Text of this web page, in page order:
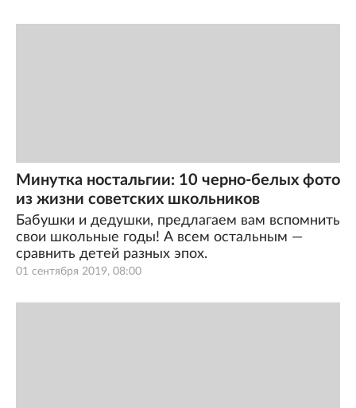
01 сентября 2019, 08:00
Минутка ностальгии: 10 черно-белых фото
из жизни советских школьников
Бабушки и дедушки, предлагаем вам вспомнить
свои школьные годы! А всем остальным —
сравнить детей разных эпох.